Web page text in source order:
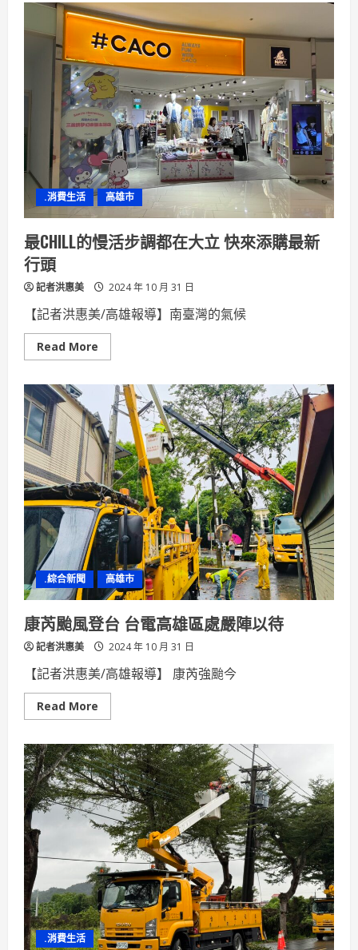
餐
大
辦
論
壇
為
台
灣
餐
廳
面
臨
ESG
考
驗
衝
擊
尋
求
解
決
之
道
.消費生活 高雄市
最CHILL的慢活步調都在大立 快來添購最新
行頭
記者洪惠美 2024 年 10 月 31 日
【記者洪惠美/高雄報導】南臺灣的氣候
Read More
more
CHILL
慢
活
步
調
都
在
大
立
快
來
添
購
最
新
行
頭
.綜合新聞 高雄市
康芮颱風登台 台電高雄區處嚴陣以待
記者洪惠美 2024 年 10 月 31 日
【記者洪惠美/高雄報導】 康芮強颱今
Read More
more
芮
颱
風
登
台
台
電
高
處
嚴
陣
以
待
.消費生活